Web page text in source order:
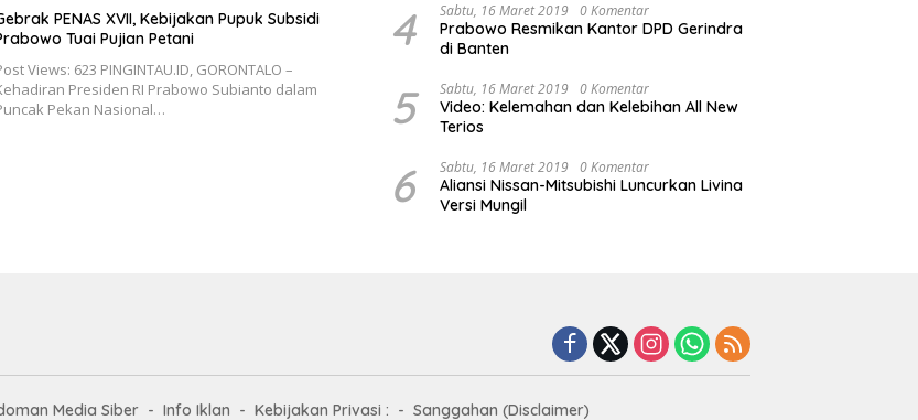
PENAS XVII, Kebijakan Pupuk Subsidi
Tuai Pujian Petani
Views: 623 PINGINTAU.ID, GORONTALO –
Presiden RI Prabowo Subianto dalam
Pekan Nasional…
4 Sabtu, 16 Maret 2019 0 Komentar
Prabowo Resmikan Kantor DPD Gerindra
di Banten
5 Sabtu, 16 Maret 2019 0 Komentar
Video: Kelemahan dan Kelebihan All New
Terios
6 Sabtu, 16 Maret 2019 0 Komentar
Aliansi Nissan-Mitsubishi Luncurkan Livina
Versi Mungil
Media Siber Info Iklan Kebijakan Privasi : Sanggahan (Disclaimer)